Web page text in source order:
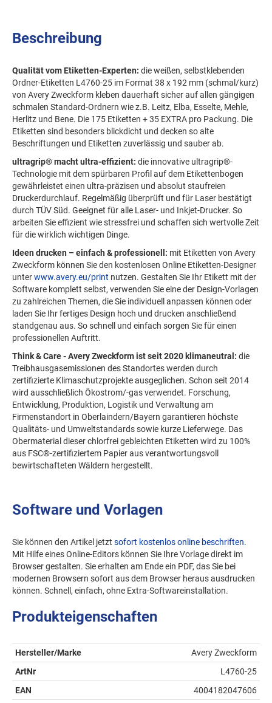
Beschreibung
Qualität vom Etiketten-Experten: die weißen, selbstklebenden
Ordner-Etiketten L4760-25 im Format 38 x 192 mm (schmal/kurz)
von Avery Zweckform kleben dauerhaft sicher auf allen gängigen
schmalen Standard-Ordnern wie z.B. Leitz, Elba, Esselte, Mehle,
Herlitz und Bene. Die 175 Etiketten + 35 EXTRA pro Packung. Die
Etiketten sind besonders blickdicht und decken so alte
Beschriftungen und Etiketten zuverlässig und sauber ab.
ultragrip® macht ultra-effizient: die innovative ultragrip®-
Technologie mit dem spürbaren Profil auf dem Etikettenbogen
gewährleistet einen ultra-präzisen und absolut staufreien
Druckerdurchlauf. Regelmäßig überprüft und für Laser bestätigt
durch TÜV Süd. Geeignet für alle Laser- und Inkjet-Drucker. So
arbeiten Sie effizient wie stressfrei und schaffen sich wertvolle Zeit
für die wirklich wichtigen Dinge.
Ideen drucken – einfach & professionell: mit Etiketten von Avery
Zweckform können Sie den kostenlosen Online Etiketten-Designer
unterwww.avery.eu/print nutzen. Gestalten Sie Ihr Etikett mit der
Software komplett selbst, verwenden Sie eine der Design-Vorlagen
zu zahlreichen Themen, die Sie individuell anpassen können oder
laden Sie Ihr fertiges Design hoch und drucken anschließend
standgenau aus. So schnell und einfach sorgen Sie für einen
professionellen Auftritt.
Think & Care - Avery Zweckform ist seit 2020 klimaneutral: die
Treibhausgasemissionen des Standortes werden durch
zertifizierte Klimaschutzprojekte ausgeglichen. Schon seit 2014
wird ausschließlich Ökostrom/-gas verwendet. Forschung,
Entwicklung, Produktion, Logistik und Verwaltung am
Firmenstandort in Oberlaindern/Bayern garantieren höchste
Qualitäts- und Umweltstandards sowie kurze Lieferwege. Das
Obermaterial dieser chlorfrei gebleichten Etiketten wird zu 100%
aus FSC®-zertifiziertem Papier aus verantwortungsvoll
bewirtschafteten Wäldern hergestellt.
Software und Vorlagen
Sie können den Artikel jetzt sofort kostenlos online beschriften.
Mit Hilfe eines Online-Editors können Sie Ihre Vorlage direkt im
Browser gestalten. Sie erhalten am Ende ein PDF, das Sie bei
modernen Browsern sofort aus dem Browser heraus ausdrucken
können. Schnell, einfach, ohne Extra-Softwareinstallation.
Produkteigenschaften
Hersteller/Marke
Avery Zweckform
ArtNr
L4760-25
EAN
4004182047606